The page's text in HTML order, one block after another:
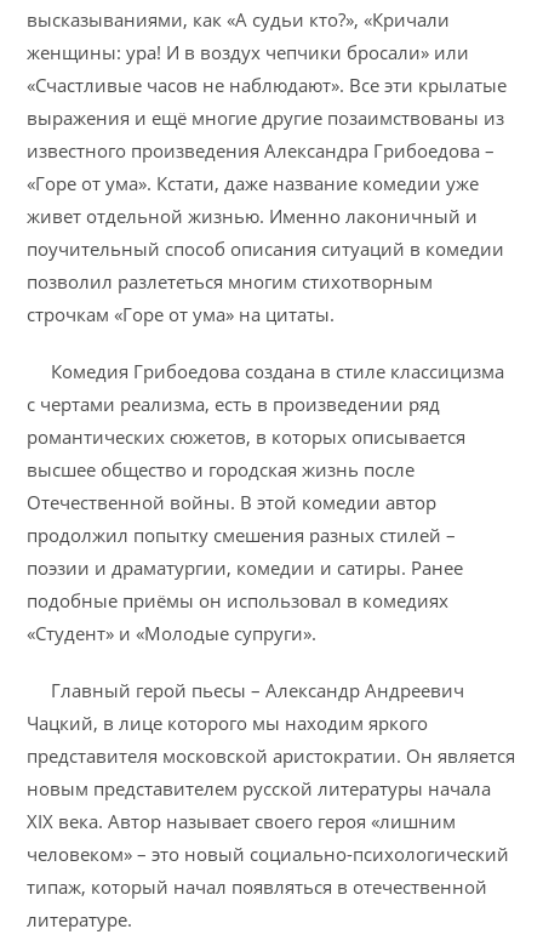
высказываниями, как «А судьи кто?», «Кричали
женщины: ура! И в воздух чепчики бросали» или
«Счастливые часов не наблюдают». Все эти крылатые
выражения и ещё многие другие позаимствованы из
известного произведения Александра Грибоедова –
«Горе от ума». Кстати, даже название комедии уже
живет отдельной жизнью. Именно лаконичный и
поучительный способ описания ситуаций в комедии
позволил разлететься многим стихотворным
строчкам «Горе от ума» на цитаты.
Комедия Грибоедова создана в стиле классицизма
с чертами реализма, есть в произведении ряд
романтических сюжетов, в которых описывается
высшее общество и городская жизнь после
Отечественной войны. В этой комедии автор
продолжил попытку смешения разных стилей –
поэзии и драматургии, комедии и сатиры. Ранее
подобные приёмы он использовал в комедиях
«Студент» и «Молодые супруги».
Главный герой пьесы – Александр Андреевич
Чацкий, в лице которого мы находим яркого
представителя московской аристократии. Он является
новым представителем русской литературы начала
XIX века. Автор называет своего героя «лишним
человеком» – это новый социально-психологический
типаж, который начал появляться в отечественной
литературе.